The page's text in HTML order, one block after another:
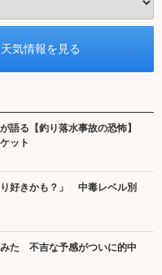
語る【釣り落水事故の恐怖】
ット
り好きかも？」 中毒レベル別
た 不吉な予感がついに的中